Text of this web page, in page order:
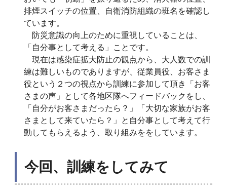
排煙スイッチの位置、自衛消防組織の班名を確認し
ています。
防災意識の向上のために重視していることは、
「自分事として考える」ことです。
現在は感染症拡大防止の観点から、大人数での訓
練は難しいものでありますが、従業員役、お客さま
役という２つの視点から訓練に参加して頂き「お客
さまの声」として各地区隊へフィードバックをし、
「自分がお客さまだったら？」「大切な家族がお客
さまとして来ていたら？」と自分事として考えて行
動してもらえるよう、取り組みををしています。
今回、訓練をしてみて